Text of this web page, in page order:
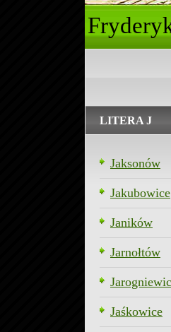
LITERA J
Jaksonów
Jakubowice
Janików
Jarnołtów
Jaśkowice